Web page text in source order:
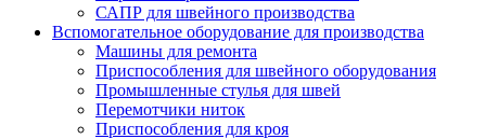
САПР для швейного производства
Вспомогательное оборудование для производства
Машины для ремонта
Приспособления для швейного оборудования
Промышленные стулья для швей
Перемотчики ниток
Приспособления для кроя